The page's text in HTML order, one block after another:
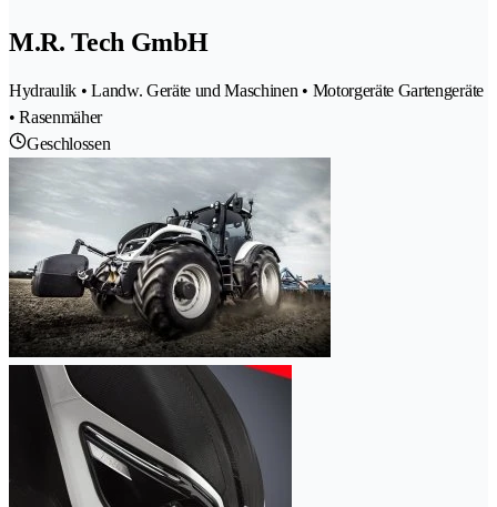
M.R. Tech GmbH
Hydraulik • Landw. Geräte und Maschinen • Motorgeräte Gartengeräte
• Rasenmäher
Geschlossen